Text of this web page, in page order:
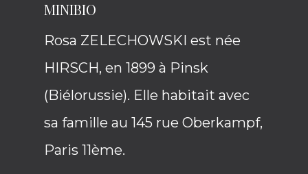
MINIBIO
Rosa ZELECHOWSKI est née
HIRSCH, en 1899 à Pinsk
(Biélorussie). Elle habitait avec
sa famille au 145 rue Oberkampf,
Paris 11ème.